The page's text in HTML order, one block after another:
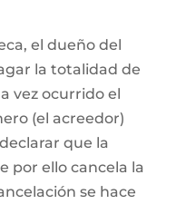
el dueño del
la totalidad de
vez ocurrido el
(el acreedor)
que la
por ello cancela la
se hace